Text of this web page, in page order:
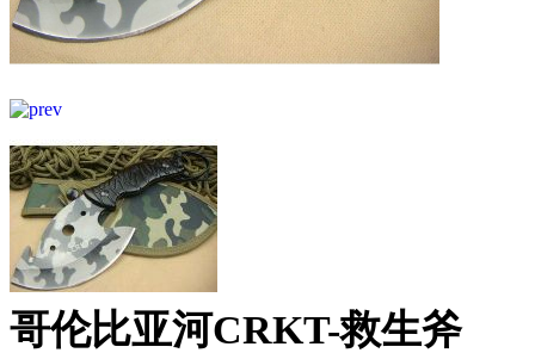
哥伦比亚河CRKT-救生斧